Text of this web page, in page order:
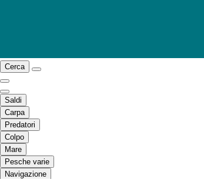
Cerca
Saldi
Carpa
Predatori
Colpo
Mare
Pesche varie
Navigazione